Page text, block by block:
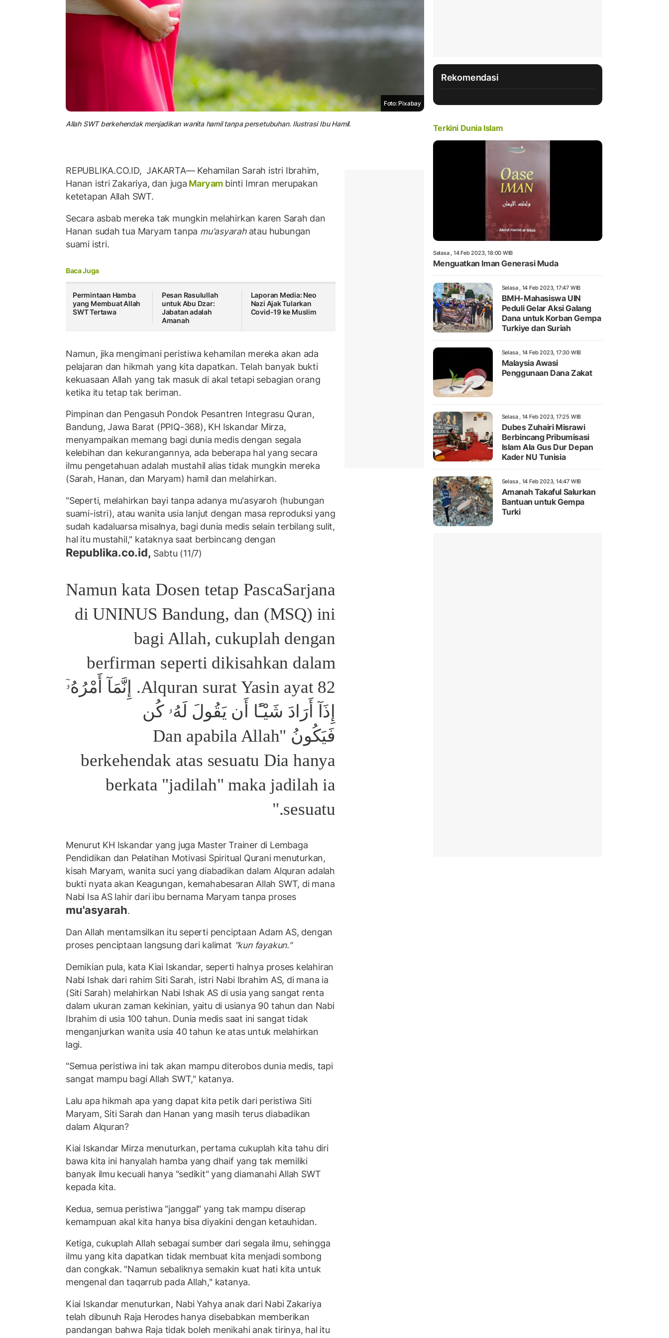
Foto: Pixabay
Allah SWT berkehendak menjadikan wanita hamil tanpa persetubuhan. Ilustrasi Ibu Hamil.
REPUBLIKA.CO.ID, JAKARTA— Kehamilan Sarah istri Ibrahim,
Hanan istri Zakariya, dan juga Maryam binti Imran merupakan
ketetapan Allah SWT.
Secara asbab mereka tak mungkin melahirkan karen Sarah dan
Hanan sudah tua Maryam tanpa mu'asyarah atau hubungan
suami istri.
Baca Juga
Permintaan Hamba
yang Membuat Allah
SWT Tertawa
Pesan Rasulullah
untuk Abu Dzar:
Jabatan adalah
Amanah
Laporan Media: Neo
Nazi Ajak Tularkan
Covid-19 ke Muslim
Namun, jika mengimani peristiwa kehamilan mereka akan ada
pelajaran dan hikmah yang kita dapatkan. Telah banyak bukti
kekuasaan Allah yang tak masuk di akal tetapi sebagian orang
ketika itu tetap tak beriman.
Pimpinan dan Pengasuh Pondok Pesantren Integrasu Quran,
Bandung, Jawa Barat (PPIQ-368), KH Iskandar Mirza,
menyampaikan memang bagi dunia medis dengan segala
kelebihan dan kekurangannya, ada beberapa hal yang secara
ilmu pengetahuan adalah mustahil alias tidak mungkin mereka
(Sarah, Hanan, dan Maryam) hamil dan melahirkan.
"Seperti, melahirkan bayi tanpa adanya mu'asyaroh (hubungan
suami-istri), atau wanita usia lanjut dengan masa reproduksi yang
sudah kadaluarsa misalnya, bagi dunia medis selain terbilang sulit,
hal itu mustahil," kataknya saat berbincang dengan
Republika.co.id, Sabtu (11/7)
Namun kata Dosen tetap PascaSarjana
di UNINUS Bandung, dan (MSQ) ini
bagi Allah, cukuplah dengan
berfirman seperti dikisahkan dalam
Alquran surat Yasin ayat 82. إِنَّمَآ أَمْرُهُۥٓ
إِذَآ أَرَادَ شَيْـًٔا أَن يَقُولَ لَهُۥ كُن
فَيَكُونُ "Dan apabila Allah
berkehendak atas sesuatu Dia hanya
berkata "jadilah" maka jadilah ia
sesuatu."
Menurut KH Iskandar yang juga Master Trainer di Lembaga
Pendidikan dan Pelatihan Motivasi Spiritual Qurani menuturkan,
kisah Maryam, wanita suci yang diabadikan dalam Alquran adalah
bukti nyata akan Keagungan, kemahabesaran Allah SWT, di mana
Nabi Isa AS lahir dari ibu bernama Maryam tanpa proses
mu'asyarah.
Dan Allah mentamsilkan itu seperti penciptaan Adam AS, dengan
proses penciptaan langsung dari kalimat "kun fayakun."
Demikian pula, kata Kiai Iskandar, seperti halnya proses kelahiran
Nabi Ishak dari rahim Siti Sarah, istri Nabi Ibrahim AS, di mana ia
(Siti Sarah) melahirkan Nabi Ishak AS di usia yang sangat renta
dalam ukuran zaman kekinian, yaitu di usianya 90 tahun dan Nabi
Ibrahim di usia 100 tahun. Dunia medis saat ini sangat tidak
menganjurkan wanita usia 40 tahun ke atas untuk melahirkan
lagi.
"Semua peristiwa ini tak akan mampu diterobos dunia medis, tapi
sangat mampu bagi Allah SWT," katanya.
Lalu apa hikmah apa yang dapat kita petik dari peristiwa Siti
Maryam, Siti Sarah dan Hanan yang masih terus diabadikan
dalam Alquran?
Kiai Iskandar Mirza menuturkan, pertama cukuplah kita tahu diri
bawa kita ini hanyalah hamba yang dhaif yang tak memiliki
banyak ilmu kecuali hanya "sedikit" yang diamanahi Allah SWT
kepada kita.
Kedua, semua peristiwa "janggal" yang tak mampu diserap
kemampuan akal kita hanya bisa diyakini dengan ketauhidan.
Ketiga, cukuplah Allah sebagai sumber dari segala ilmu, sehingga
ilmu yang kita dapatkan tidak membuat kita menjadi sombong
dan congkak. "Namun sebaliknya semakin kuat hati kita untuk
mengenal dan taqarrub pada Allah," katanya.
Kiai Iskandar menuturkan, Nabi Yahya anak dari Nabi Zakariya
telah dibunuh Raja Herodes hanya disebabkan memberikan
pandangan bahwa Raja tidak boleh menikahi anak tirinya, hal itu
Rekomendasi
Terkini Dunia Islam
Selasa , 14 Feb 2023, 18:00 WIB
Menguatkan Iman Generasi Muda
Selasa , 14 Feb 2023, 17:47 WIB
BMH-Mahasiswa UIN
Peduli Gelar Aksi Galang
Dana untuk Korban Gempa
Turkiye dan Suriah
Selasa , 14 Feb 2023, 17:30 WIB
Malaysia Awasi
Penggunaan Dana Zakat
Selasa , 14 Feb 2023, 17:25 WIB
Dubes Zuhairi Misrawi
Berbincang Pribumisasi
Islam Ala Gus Dur Depan
Kader NU Tunisia
Selasa , 14 Feb 2023, 14:47 WIB
Amanah Takaful Salurkan
Bantuan untuk Gempa
Turki